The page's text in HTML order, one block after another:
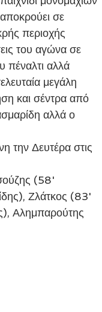
σε
περιοχής
του αγώνα σε
πέναλτι αλλά
μεγάλη
και σέντρα από
αλλά ο
Ζλάτκος (83'
Αλημπαρούτης